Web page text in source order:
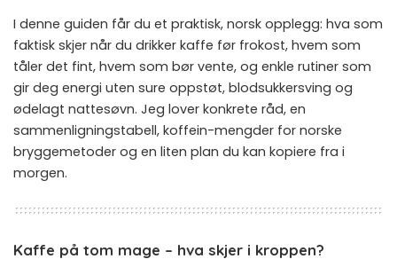
I denne guiden får du et praktisk, norsk opplegg: hva som
faktisk skjer når du drikker kaffe før frokost, hvem som
tåler det fint, hvem som bør vente, og enkle rutiner som
gir deg energi uten sure oppstøt, blodsukkersving og
ødelagt nattesøvn. Jeg lover konkrete råd, en
sammenligningstabell, koffein-mengder for norske
bryggemetoder og en liten plan du kan kopiere fra i
morgen.
Kaffe på tom mage – hva skjer i kroppen?